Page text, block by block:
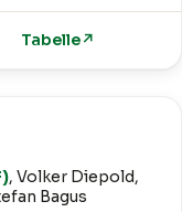
Tabelle↗
, Volker Diepold,
Bagus